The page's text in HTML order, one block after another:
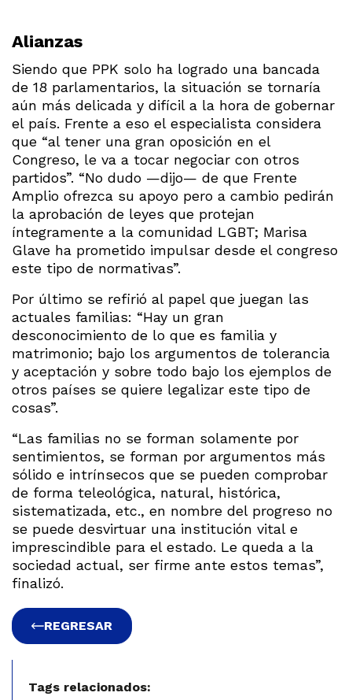
Alianzas
Siendo que PPK solo ha logrado una bancada
de 18 parlamentarios, la situación se tornaría
aún más delicada y difícil a la hora de gobernar
el país. Frente a eso el especialista considera
que “al tener una gran oposición en el
Congreso, le va a tocar negociar con otros
partidos”. “No dudo —dijo— de que Frente
Amplio ofrezca su apoyo pero a cambio pedirán
la aprobación de leyes que protejan
íntegramente a la comunidad LGBT; Marisa
Glave ha prometido impulsar desde el congreso
este tipo de normativas”.
Por último se refirió al papel que juegan las
actuales familias: “Hay un gran
desconocimiento de lo que es familia y
matrimonio; bajo los argumentos de tolerancia
y aceptación y sobre todo bajo los ejemplos de
otros países se quiere legalizar este tipo de
cosas”.
“Las familias no se forman solamente por
sentimientos, se forman por argumentos más
sólido e intrínsecos que se pueden comprobar
de forma teleológica, natural, histórica,
sistematizada, etc., en nombre del progreso no
se puede desvirtuar una institución vital e
imprescindible para el estado. Le queda a la
sociedad actual, ser firme ante estos temas”,
finalizó.
REGRESAR
Tags relacionados: